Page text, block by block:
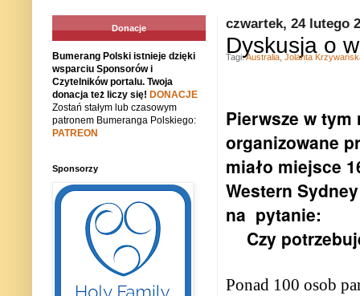
czwartek, 24 lutego
Dyskusja o
Pierwsze w tym
organizowane
miało miejsce
Western
na pytanie:
Czy
Ponad 100 osob
Tagi:Australia Jolanta
Donacje
Bumerang Polski istnieje dzięki
wsparciu Sponsorów i
Czytelników portalu. Twoja
donacja też liczy się! DONACJE
Zostań stałym lub czasowym
patronem Bumeranga Polskiego:
PATREON
Sponsorzy